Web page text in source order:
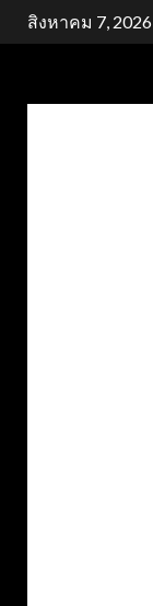
Skipสิงหาคม 7, 2026